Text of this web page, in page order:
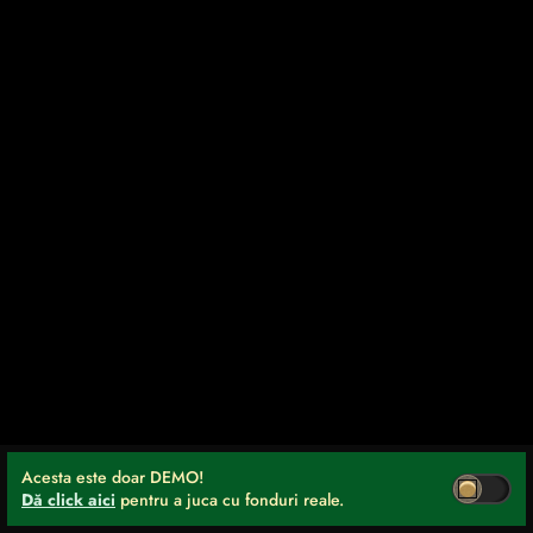
Acesta este doar DEMO!
Dă click aici pentru a juca cu fonduri reale.